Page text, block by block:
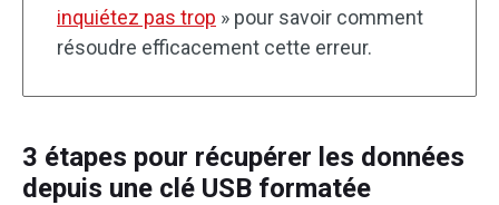
inquiétez pas trop » pour savoir comment
résoudre efficacement cette erreur.
3 étapes pour récupérer les données
depuis une clé USB formatée